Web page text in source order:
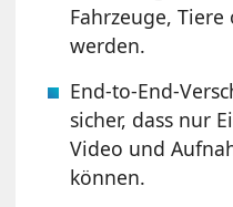
Fahrzeuge,
werden.
End-to-End-
sicher, dass nur
Video und
können.